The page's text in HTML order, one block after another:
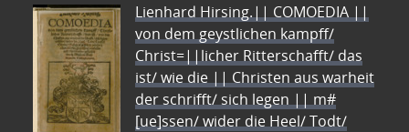
Lienhard Hirsing.|| COMOEDIA ||
von dem geystlichen kampff/
Christ=||licher Ritterschafft/ das
ist/ wie die || Christen aus warheit
der schrifft/ sich legen || m#
[ue]ssen/ wider die Heel/ Todt/